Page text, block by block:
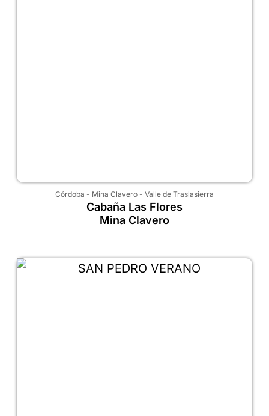
Córdoba - Mina Clavero - Valle de Traslasierra
Cabaña Las Flores
Mina Clavero